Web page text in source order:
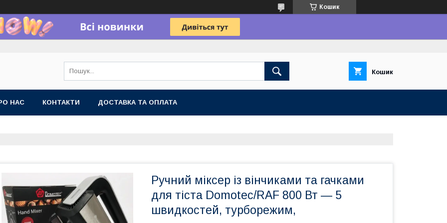
Кошик
Кошик
НАС КОНТАКТИ ДОСТАВКА ТА ОПЛАТА
Ручний міксер із вінчиками та гачками
для тіста Domotec/RAF 800 Вт — 5
швидкостей, турборежим,